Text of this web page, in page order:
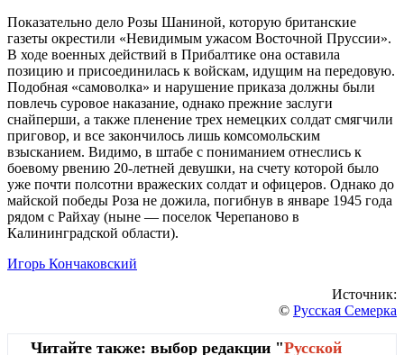
Показательно дело Розы Шаниной, которую британские
газеты окрестили «Невидимым ужасом Восточной Пруссии».
В ходе военных действий в Прибалтике она оставила
позицию и присоединилась к войскам, идущим на передовую.
Подобная «самоволка» и нарушение приказа должны были
повлечь суровое наказание, однако прежние заслуги
снайперши, а также пленение трех немецких солдат смягчили
приговор, и все закончилось лишь комсомольским
взысканием. Видимо, в штабе с пониманием отнеслись к
боевому рвению 20-летней девушки, на счету которой было
уже почти полсотни вражеских солдат и офицеров. Однако до
майской победы Роза не дожила, погибнув в январе 1945 года
рядом с Райхау (ныне — поселок Черепаново в
Калининградской области).
Игорь Кончаковский
Источник:
© Русская Семерка
Читайте также: выбор редакции "Русской